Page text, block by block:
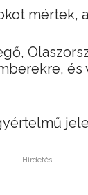
mértek,
és
Hirdetés